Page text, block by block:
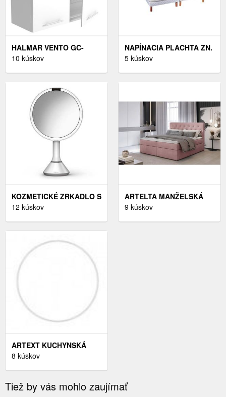
HALMAR VENTO GC-
80/72 HORNÁ
10 kúskov
NAPÍNACIA PLACHTA ZN.
COLOMBINE® NA
5 kúskov
KOZMETICKÉ ZRKADLO S
OSVETLENÍM/ZVÄČŠOVACIE
12 kúskov
ARTELTA MANŽELSKÁ
POSTEĽ LOREE
9 kúskov
ARTEXT KUCHYNSKÁ
SKRINKA HORNÁ
8 kúskov
Tiež by vás mohlo zaujímať